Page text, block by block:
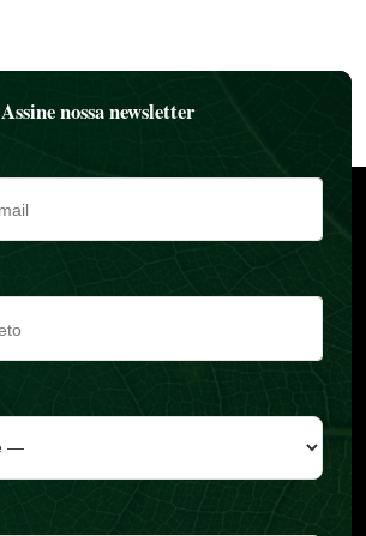
Assine nossa newsletter